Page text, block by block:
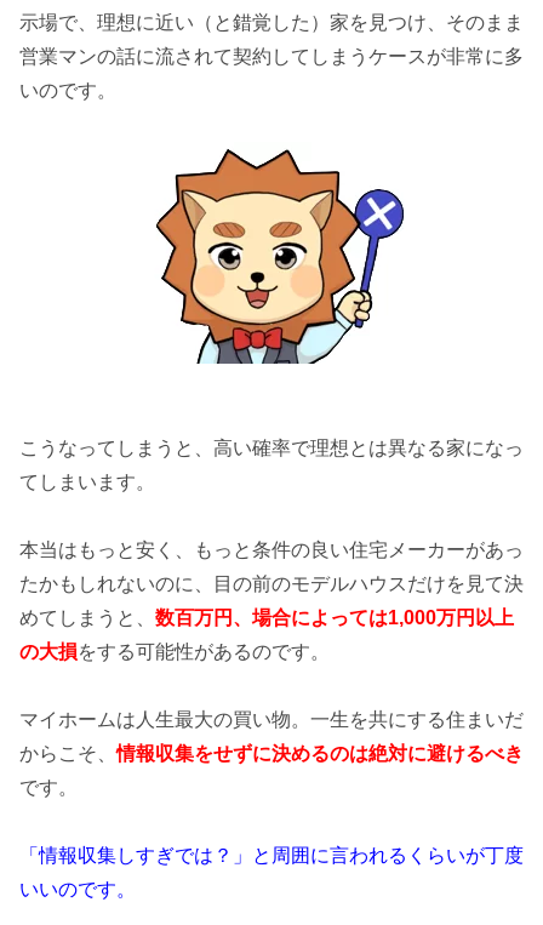
示場で、理想に近い（と錯覚した）家を見つけ、そのまま
営業マンの話に流されて契約してしまうケースが非常に多
いのです。
こうなってしまうと、高い確率で理想とは異なる家になっ
てしまいます。
本当はもっと安く、もっと条件の良い住宅メーカーがあっ
たかもしれないのに、目の前のモデルハウスだけを見て決
めてしまうと、 数百万円、場合によっては1,000万円以上
の大損をする可能性があるのです。
マイホームは人生最大の買い物。一生を共にする住まいだ
からこそ、情報収集をせずに決めるのは絶対に避けるべき
です。
「情報収集しすぎでは？」と周囲に言われるくらいが丁度
いいのです。